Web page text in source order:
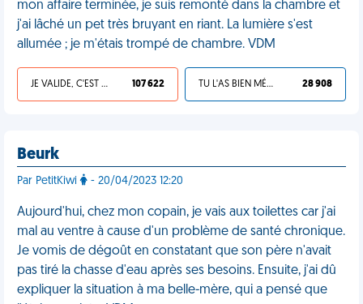
mon affaire terminée, je suis remonté dans la chambre et
j'ai lâché un pet très bruyant en riant. La lumière s'est
allumée ; je m'étais trompé de chambre. VDM
JE VALIDE, C'EST UNE VDM 107 622 TU L'AS BIEN MÉRITÉ 28 908
Beurk
Par PetitKiwi - 20/04/2023 12:20
Aujourd'hui, chez mon copain, je vais aux toilettes car j'ai
mal au ventre à cause d'un problème de santé chronique.
Je vomis de dégoût en constatant que son père n'avait
pas tiré la chasse d'eau après ses besoins. Ensuite, j'ai dû
expliquer la situation à ma belle-mère, qui a pensé que